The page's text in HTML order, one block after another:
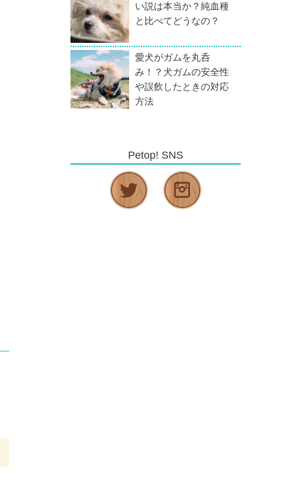
い説は本当か？純血種
と比べてどうなの？
愛犬がガムを丸呑
み！？犬ガムの安全性
や誤飲したときの対応
方法
Petop! SNS